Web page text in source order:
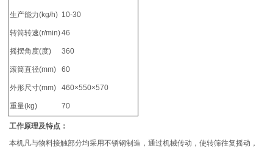
生产能力(kg/h) 10-30
转筒转速(r/min)46
摇摆角度(度) 360
滚筒直径(mm) 60
外形尺寸(mm) 460×550×570
重量(kg) 70
工作原理及特点：
本机凡与物料接触部分均采用不锈钢制造，通过机械传动，使转筛往复摇动，